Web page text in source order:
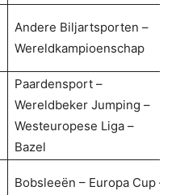
Andere Biljartsporten –
Wereldkampioenschap
Paardensport –
Wereldbeker Jumping –
Westeuropese Liga –
Bazel
Bobsleeën – Europa Cup –